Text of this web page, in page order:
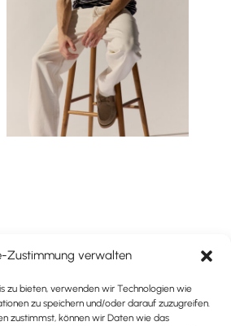
Zustimmung verwalten
zu bieten, verwenden wir Technologien wie
zu speichern und/oder darauf zuzugreifen.
zustimmst, können wir Daten wie das